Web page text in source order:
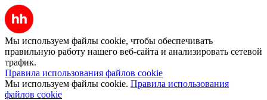
Мы используем файлы cookie, чтобы обеспечивать
правильную работу нашего веб-сайта и анализировать сетевой
трафик.
Правила использования файлов cookie
Мы используем файлы cookie. Правила использования
файлов cookie